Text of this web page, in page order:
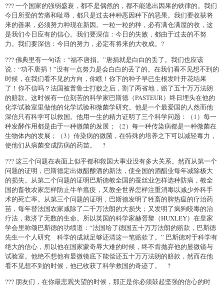
??? 一个国家的强弱盛衰，都不是偶然的，都不能逃出因果的铁律的。我们
今日所受的苦痛和耻辱，都只是过去种种恶因种下的恶果。我们要收获将
来的善果，必须努力种现在新因。一粒一粒的种，必有满仓满屋的收，这
是我们今日应有的信心。我们要深信：今日的失败，都由于过去的不努
力。我们要深信：今日的努力，必定有将来的大收成。?
??? 佛典里有一句话：“福不唐捐。”唐捐就是白白的丢了。我们也应该
说：“功不唐捐！”没有一点努力是会白白的丢了的。在我们看不见想不到的
时候，在我们看不见的方向，你瞧！你下的种子早已生根发叶开花结果
了！你不信吗？法国被普鲁士打败之后，割了两省地，赔了五十万万法朗
的赔款。这时候有一位刻苦的科学家巴斯德（PASTEUR）终日埋头在他的
化学试验室里做他的化学试验和微菌学研究。他是一个最爱国的人然而他
深信只有科学可以救国。他用一生的精力证明了三个科学问题：（1）每一
种发酵作用都是由于一种微菌的发展；（2）每一种传染病都是一种微菌在
生物体内的发展；（3）传染病的微菌，在特殊的培养之下可以减轻毒力，
使他们从病菌变成防病的药苗。 ?
??? 这三个问题在表面上似乎都和救国大事业没有多大关系。然而从第一个
问题的证明，巴斯德定出做醋酿酒的新法，使全国的酒醋业每年减除极大
的损失。从第二个问题的证明巴斯德教全国的蚕丝业怎样选种防病，教全
国的畜牧农家怎样防止牛羊瘟疫，又教全世界怎样注重消毒以减少外科手
术的死亡率。从第三个问题的证明，巴斯德发明了牲畜的脾热瘟的疗治药
苗，每年替法国农家减除了二千万法朗的大损失；又发明了疯狗咬毒的治
疗法，救济了无数的生命。所以英国的科学家赫胥黎（HUXLEY）在皇家
学会里称颂巴斯德的功绩道：“法国给了德国五十万万法朗的赔款，巴斯德
先生一个人研究 科学的成就足够还清这一笔赔款了。” 巴斯德对于科学有
绝大的信心，所以他在国家蒙奇辱大难的时候，终不肯抛弃他的显微镜与
试验室。他绝不想他有显微镜底下能偿还五十万万法朗的赔款，然而在他
看不见想不到的时候，他已收获了科学救国的奇迹了。 ?
??? 朋友们，在你最悲观失望的时候，那正是你必须鼓起坚强的信心的时